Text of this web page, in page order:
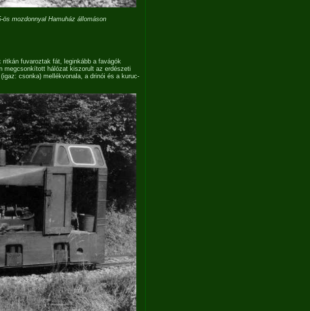
mozdonnyal Hamuház állomáson
fuvaroztak fát, leginkább a favágók
megcsonkított hálózat kiszorult az erdészeti
csonka) mellékvonala, a drinói és a kuruc-